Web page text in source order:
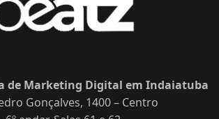
de Marketing Digital em Indaiatuba
Gonçalves, 1400 – Centro